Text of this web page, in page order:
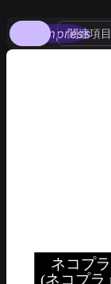
compress
関連項目